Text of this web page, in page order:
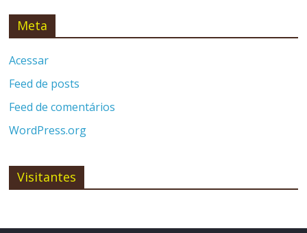
Meta
Acessar
Feed de posts
Feed de comentários
WordPress.org
Visitantes